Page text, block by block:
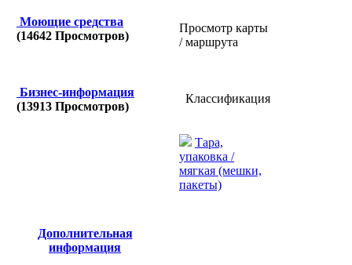
Моющие средства
(14642 Просмотров)
Бизнес-информация
(13913 Просмотров)
Дополнительная
информация
Просмотр карты
/ маршрута
Классификация
Тара,
упаковка /
мягкая (мешки,
пакеты)